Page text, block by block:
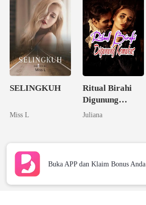
SELINGKUH
Miss L
Ritual Birahi
Digunung
Keramat
Juliana
Buka APP dan Klaim Bonus Anda